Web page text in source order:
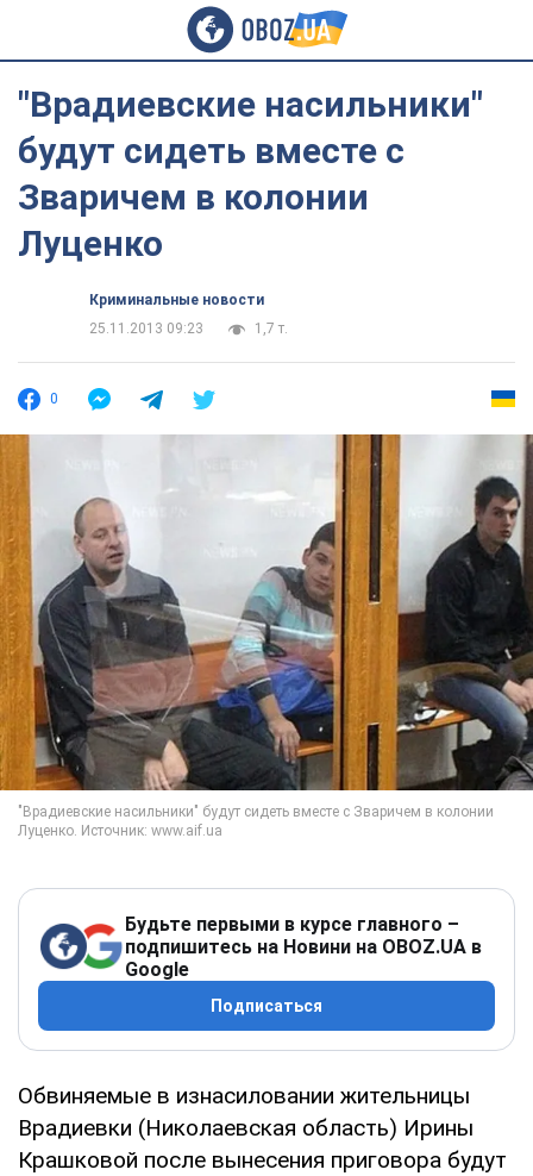
"Врадиевские насильники"
будут сидеть вместе с
Зваричем в колонии
Луценко
Криминальные новости
25.11.2013 09:23
1,7 т.
0
Будьте первыми в курсе главного –
подпишитесь на Новини на OBOZ.UA в
Google
Подписаться
Обвиняемые в изнасиловании жительницы
Врадиевки (Николаевская область) Ирины
Крашковой после вынесения приговора будут